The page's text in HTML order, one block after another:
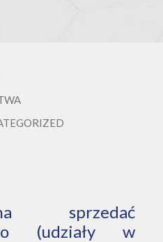
sprzedać
(udziały w